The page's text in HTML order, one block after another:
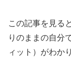
この記事を見る
りのままの自分
ィット）がわか